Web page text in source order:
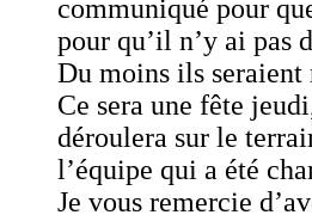
communiqué pour
pour qu’il n’y ai pas
Du moins ils seraient
Ce sera une fête
déroulera sur le
l’équipe qui a été
Je vous remercie